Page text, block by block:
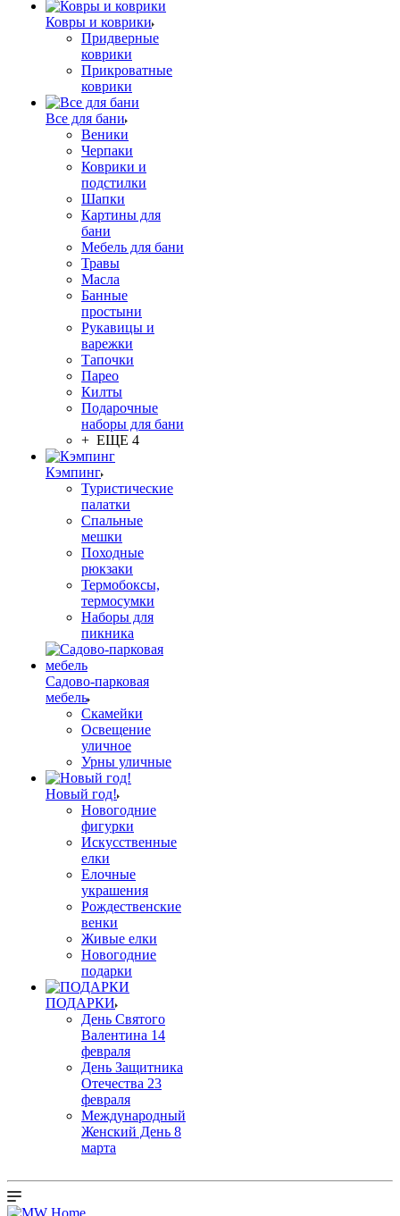
Ковры и коврики
Придверные
коврики
Прикроватные
коврики
Все для бани
Веники
Черпаки
Коврики и
подстилки
Шапки
Картины для
бани
Мебель для бани
Травы
Масла
Банные
простыни
Рукавицы и
варежки
Тапочки
Парео
Килты
Подарочные
наборы для бани
+ ЕЩЕ 4
Кэмпинг
Туристические
палатки
Спальные
мешки
Походные
рюкзаки
Термобоксы,
термосумки
Наборы для
пикника
Садово-парковая
мебель
Скамейки
Освещение
уличное
Урны уличные
Новый год!
Новогодние
фигурки
Искусственные
елки
Елочные
украшения
Рождественские
венки
Живые елки
Новогодние
подарки
ПОДАРКИ
День Святого
Валентина 14
февраля
День Защитника
Отечества 23
февраля
Международный
Женский День 8
марта